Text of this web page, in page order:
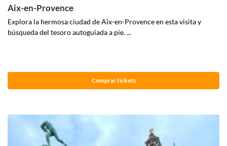
Aix-en-Provence
Explora la hermosa ciudad de Aix-en-Provence en esta visita y
búsqueda del tesoro autoguiada a pie. ...
Comprar tickets